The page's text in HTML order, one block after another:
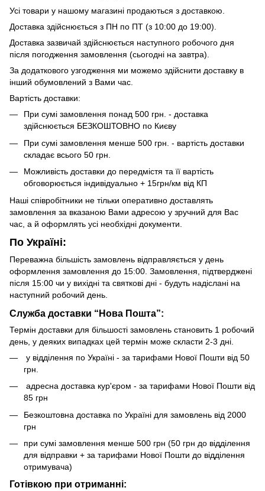
Усі товари у нашому магазині продаються з доставкою.
Доставка здійснюється з ПН по ПТ (з 10:00 до 19:00).
Доставка зазвичай здійснюється наступного робочого дня
після погодження замовлення (сьогодні на завтра).
За додаткового узгодження ми можемо здійснити доставку в
інший обумовлений з Вами час.
Вартість доставки:
При сумі замовлення понад 500 грн. - доставка
здійснюється БЕЗКОШТОВНО по Києву
При сумі замовлення менше 500 грн. - вартість доставки
складає всього 50 грн.
Можливість доставки до передмістя та її вартість
обговорюється індивідуально + 15грн/км від КП
Наші співробітники не тільки оперативно доставлять
замовлення за вказаною Вами адресою у зручний для Вас
час, а й оформлять усі необхідні документи.
По Україні:
Переважна більшість замовлень відправляється у день
оформлення замовлення до 15:00. Замовлення, підтверджені
після 15:00 чи у вихідні та святкові дні - будуть надіслані на
наступний робочий день.
Служба доставки “Нова Пошта”:
Термін доставки для більшості замовлень становить 1 робочий
день, у деяких випадках цей термін може скласти 2-3 дні.
у відділення по Україні - за тарифами Нової Пошти від 50
грн.
адресна доставка кур'єром - за тарифами Нової Пошти від
85 грн
Безкоштовна доставка по Україні для замовлень від 2000
грн
при сумі замовлення менше 500 грн (50 грн до відділення
для відправки + за тарифами Нової Пошти до відділення
отримувача)
Готівкою при отриманні: